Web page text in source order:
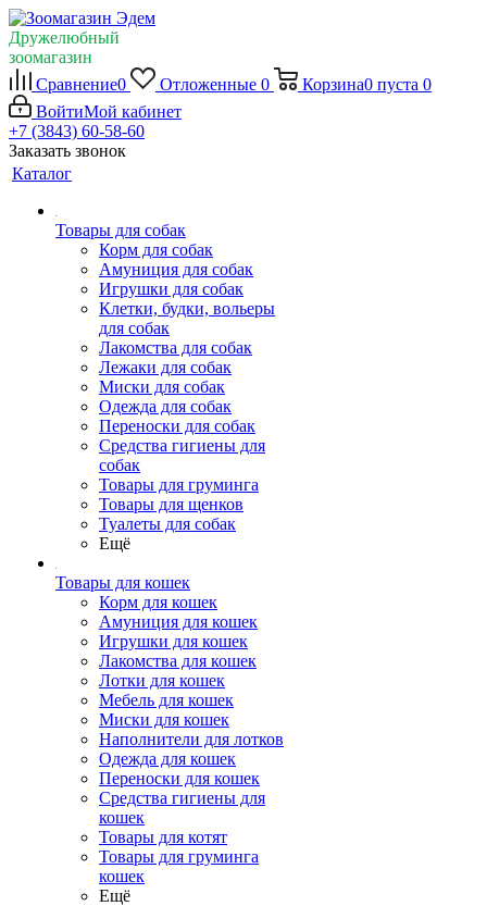
Дружелюбный
зоомагазин
Сравнение0 Отложенные 0 Корзина0 пуста 0
ВойтиМой кабинет
+7 (3843) 60-58-60
Заказать звонок
Каталог
Товары для собак
Корм для собак
Амуниция для собак
Игрушки для собак
Клетки, будки, вольеры
для собак
Лакомства для собак
Лежаки для собак
Миски для собак
Одежда для собак
Переноски для собак
Средства гигиены для
собак
Товары для груминга
Товары для щенков
Туалеты для собак
Ещё
Товары для кошек
Корм для кошек
Амуниция для кошек
Игрушки для кошек
Лакомства для кошек
Лотки для кошек
Мебель для кошек
Миски для кошек
Наполнители для лотков
Одежда для кошек
Переноски для кошек
Средства гигиены для
кошек
Товары для котят
Товары для груминга
кошек
Ещё